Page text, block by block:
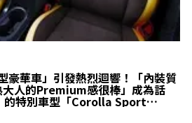
豪華車」引發熱烈迴響！「內裝質
人的Premium感很棒」成為話
的特別車型「Corolla Sport
」究竟是什麼？